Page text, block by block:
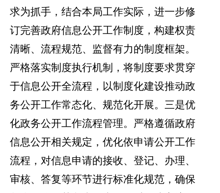
求为抓手，结合本局工作实际，进一步修
订完善政府信息公开工作制度，构建权责
清晰、流程规范、监督有力的制度框架。
严格落实制度执行机制，将制度要求贯穿
于信息公开全流程，以制度化建设推动政
务公开工作常态化、规范化开展。 三是优
化政务公开工作流程管理。严格遵循政府
信息公开相关规定，优化依申请公开工作
流程，对信息申请的接收、登记、办理、
审核、答复等环节进行标准化规范，确保